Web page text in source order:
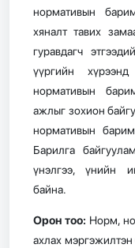
нормативын
хяналт тавих
гуравдагч
үүргийн
нормативын
ажлыг зохион
нормативын
Барилга
үнэлгээ, үнийн
байна.
Орон тоо: Норм,
ахлах